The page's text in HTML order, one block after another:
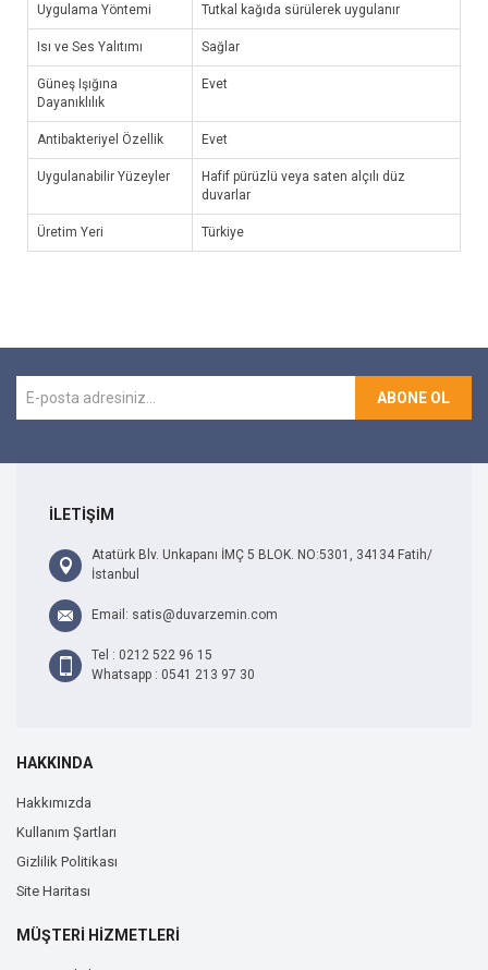
Uygulama Yöntemi Tutkal kağıda sürülerek uygulanır
Isı ve Ses Yalıtımı Sağlar
Güneş Işığına
Dayanıklılık
Evet
Antibakteriyel Özellik Evet
Uygulanabilir Yüzeyler
Hafif pürüzlü veya saten alçılı düz
duvarlar
Üretim Yeri Türkiye
ABONE OL
İLETİŞİM
Atatürk Blv. Unkapanı İMÇ 5 BLOK. NO:5301, 34134 Fatih/
İstanbul
Email: satis@duvarzemin.com
Tel : 0212 522 96 15
Whatsapp : 0541 213 97 30
HAKKINDA
Hakkımızda
Kullanım Şartları
Gizlilik Politikası
Site Haritası
MÜŞTERİ HİZMETLERİ